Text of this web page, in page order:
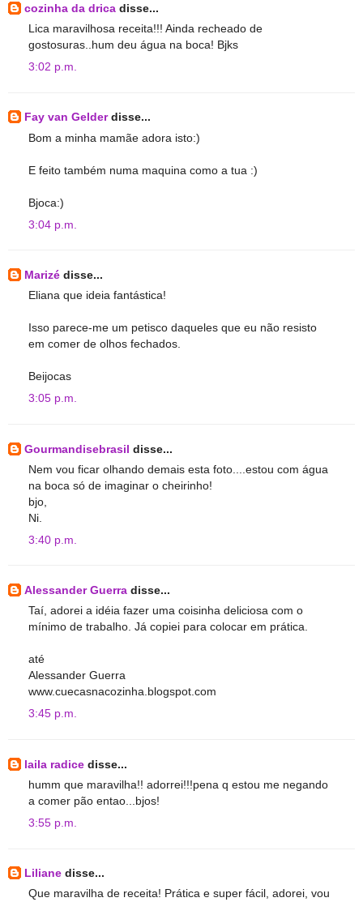
cozinha da drica disse...
Lica maravilhosa receita!!! Ainda recheado de
gostosuras..hum deu água na boca! Bjks
3:02 p.m.
Fay van Gelderdisse...
Bom a minha mamãe adora isto:)
E feito também numa maquina como a tua :)
Bjoca:)
3:04 p.m.
Marizé disse...
Eliana que ideia fantástica!
Isso parece-me um petisco daqueles que eu não resisto
em comer de olhos fechados.
Beijocas
3:05 p.m.
Gourmandisebrasil disse...
Nem vou ficar olhando demais esta foto....estou com água
na boca só de imaginar o cheirinho!
bjo,
Ni.
3:40 p.m.
Alessander Guerra disse...
Taí, adorei a idéia fazer uma coisinha deliciosa com o
mínimo de trabalho. Já copiei para colocar em prática.
até
Alessander Guerra
www.cuecasnacozinha.blogspot.com
3:45 p.m.
laila radice disse...
humm que maravilha!! adorrei!!!pena q estou me negando
a comer pão entao...bjos!
3:55 p.m.
Liliane disse...
Que maravilha de receita! Prática e super fácil, adorei, vou